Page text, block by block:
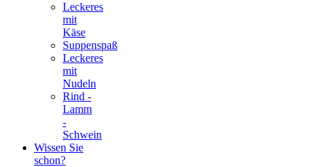
Leckeres
mit
Käse
Suppenspaß
Leckeres
mit
Nudeln
Rind -
Lamm
-
Schwein
Wissen Sie
schon?